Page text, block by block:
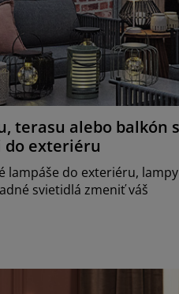
terasu alebo balkón
do exteriéru
lampáše do exteriéru, lampy
svietidlá zmeniť váš